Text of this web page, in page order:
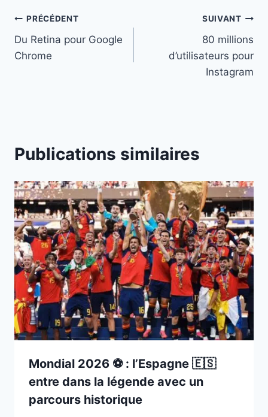
Navigation
de
PRÉCÉDENT
Du Retina pour Google
Chrome
SUIVANT
80 millions
d’utilisateurs pour
Instagram
Publications similaires
Mondial 2026 ⚽️ : l’Espagne 🇪🇸
entre dans la légende avec un
parcours historique